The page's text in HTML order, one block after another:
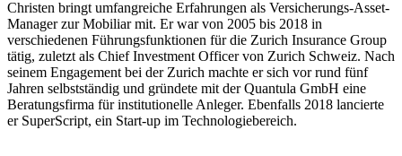
Christen bringt umfangreiche Erfahrungen als Versicherungs-Asset-
Manager zur Mobiliar mit. Er war von 2005 bis 2018 in
verschiedenen Führungsfunktionen für die Zurich Insurance Group
tätig, zuletzt als Chief Investment Officer von Zurich Schweiz. Nach
seinem Engagement bei der Zurich machte er sich vor rund fünf
Jahren selbstständig und gründete mit der Quantula GmbH eine
Beratungsfirma für institutionelle Anleger. Ebenfalls 2018 lancierte
er SuperScript, ein Start-up im Technologiebereich.